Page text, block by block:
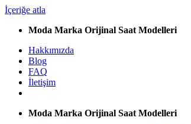
İçeriğe atla
Moda Marka Orijinal Saat Modelleri
Hakkımızda
Blog
FAQ
İletişim
Moda Marka Orijinal Saat Modelleri